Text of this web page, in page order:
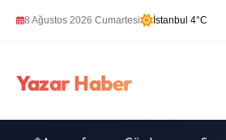
8 Ağustos 2026 Cumartesi İstanbul 4°C
Yazar Haber